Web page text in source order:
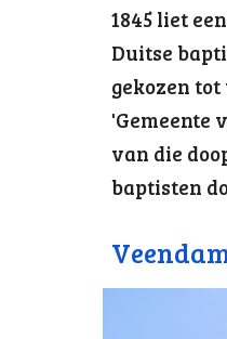
1845 liet
Duitse
gekozen
'Gemeente
van die
baptisten